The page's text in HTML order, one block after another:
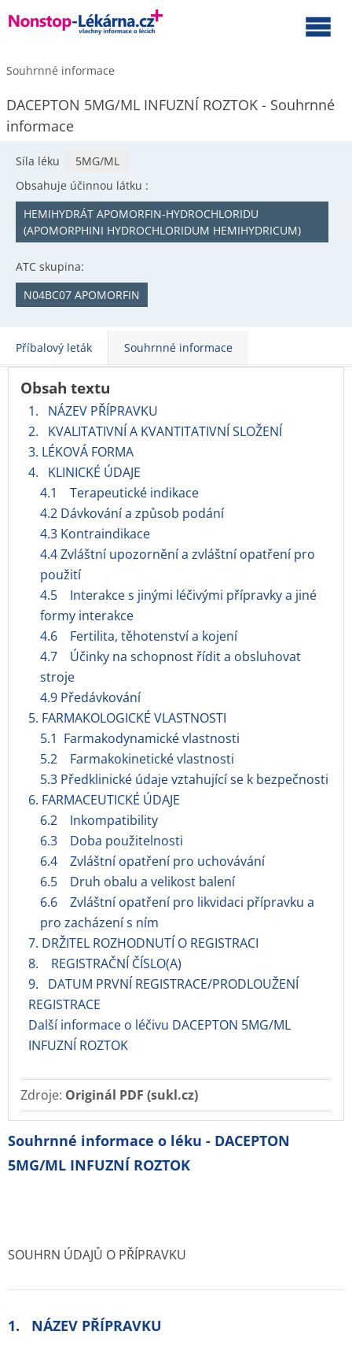
Souhrnné informace
DACEPTON 5MG/ML INFUZNÍ ROZTOK - Souhrnné
informace
Síla léku
5MG/ML
Obsahuje účinnou látku :
HEMIHYDRÁT APOMORFIN-HYDROCHLORIDU
(APOMORPHINI HYDROCHLORIDUM HEMIHYDRICUM)
ATC skupina:
N04BC07 APOMORFIN
Příbalový leták Souhrnné informace
Obsah textu
1. NÁZEV PŘÍPRAVKU
2. KVALITATIVNÍ A KVANTITATIVNÍ SLOŽENÍ
3. LÉKOVÁ FORMA
4. KLINICKÉ ÚDAJE
4.1 Terapeutické indikace
4.2 Dávkování a způsob podání
4.3 Kontraindikace
4.4 Zvláštní upozornění a zvláštní opatření pro
použití
4.5 Interakce s jinými léčivými přípravky a jiné
formy interakce
4.6 Fertilita, těhotenství a kojení
4.7 Účinky na schopnost řídit a obsluhovat
stroje
4.9 Předávkování
5. FARMAKOLOGICKÉ VLASTNOSTI
5.1 Farmakodynamické vlastnosti
5.2 Farmakokinetické vlastnosti
5.3 Předklinické údaje vztahující se k bezpečnosti
6. FARMACEUTICKÉ ÚDAJE
6.2 Inkompatibility
6.3 Doba použitelnosti
6.4 Zvláštní opatření pro uchovávání
6.5 Druh obalu a velikost balení
6.6 Zvláštní opatření pro likvidaci přípravku a
pro zacházení s ním
7. DRŽITEL ROZHODNUTÍ O REGISTRACI
8. REGISTRAČNÍ ČÍSLO(A)
9. DATUM PRVNÍ REGISTRACE/PRODLOUŽENÍ
REGISTRACE
Další informace o léčivu DACEPTON 5MG/ML
INFUZNÍ ROZTOK
Zdroje: Originál PDF (sukl.cz)
Souhrnné informace o léku - DACEPTON
5MG/ML INFUZNÍ ROZTOK
SOUHRN ÚDAJŮ O PŘÍPRAVKU
1. NÁZEV PŘÍPRAVKU